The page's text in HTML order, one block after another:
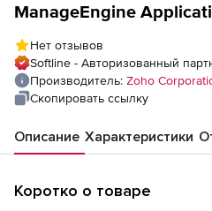
ManageEngine
Perpetual Model), fee
Нет отзывов
Softline - Авторизованный
Производитель: Zoho
Скопировать ссылку
Описание Характеристики
Коротко о товаре